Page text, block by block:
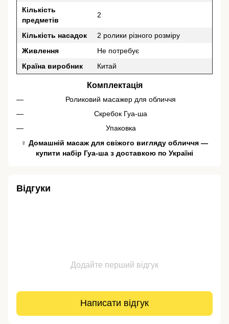
Кількість
предметів
2
Кількість насадок
2 ролики різного розміру
Живлення
Не потребує
Країна виробник
Китай
Комплектація
Роликовий масажер для обличчя
Скребок Гуа-ша
Упаковка
♀️ Домашній масаж для свіжого вигляду обличчя —
купити набір Гуа-ша з доставкою по Україні
Відгуки
Додайте перший відгук
Написати відгук